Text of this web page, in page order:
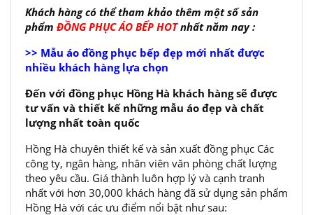
Khách hàng có thể tham khảo thêm một số sản
phẩm ĐỒNG PHỤC ÁO BẾP HOTnhất năm nay :
>> Mẫu áo đồng phục bếp đẹp mới nhất được
nhiều khách hàng lựa chọn
Đến với đồng phục Hồng Hà khách hàng sẽ được
tư vấn và thiết kế những mẫu áo đẹp và chất
lượng nhất toàn quốc
Hồng Hà chuyên thiết kế và sản xuất đồng phục Các
công ty, ngân hàng, nhân viên văn phòng chất lượng
theo yêu cầu. Giá thành luôn hợp lý và cạnh tranh
nhất với hơn 30,000 khách hàng đã sử dụng sản phẩm
Hồng Hà với các ưu điểm nổi bật như sau: